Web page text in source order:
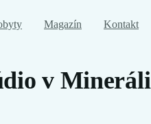
Magazín Kontakt
v Mineráli